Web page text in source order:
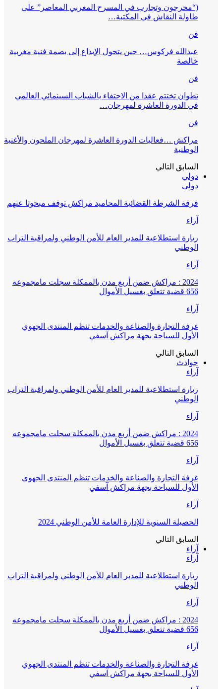
(“مخرجون وتجارب في المسرح المغربي المعاصر” على
طاولة النقاش في المكتبة…
فن
عبدالله فركوس… حين يتحول الإبداع إلى بصمة فنية مغربية
خالصة
فن
تطوان تختتم عقدا من الاحتفاء بالشباب السينمائي العالمي
في الدورة العاشرة لمهرجان…
فن
مراكش …فعاليات الدورة العاشرة لمهرجان الملحون والأغنية
الوطنية
السابق التالي
دولي
دولي
فرقة الشرطة القضائية المحاميد مراكش توقف مبحوثا عنهم
آراء
زيارة استطلاعية للمدير العام للأمن الوطني ولمراقبة التراب
الوطني
آراء
2024 : مراكش ضمن أربع مدن بالممكلة سجلت مامجموعه
656 قضية تتعلق بغسيل الأموال
آراء
غرفة التجارة والصناعة والخدمات تنظم المنتدى الجهوي
الأول للسياحة بجهة مراكش آسفي
السابق التالي
حوادث
آراء
زيارة استطلاعية للمدير العام للأمن الوطني ولمراقبة التراب
الوطني
آراء
2024 : مراكش ضمن أربع مدن بالممكلة سجلت مامجموعه
656 قضية تتعلق بغسيل الأموال
آراء
غرفة التجارة والصناعة والخدمات تنظم المنتدى الجهوي
الأول للسياحة بجهة مراكش آسفي
آراء
الحصيلة السنوية للإدارة العامة للأمن الوطني 2024
السابق التالي
آراء
آراء
زيارة استطلاعية للمدير العام للأمن الوطني ولمراقبة التراب
الوطني
آراء
2024 : مراكش ضمن أربع مدن بالممكلة سجلت مامجموعه
656 قضية تتعلق بغسيل الأموال
آراء
غرفة التجارة والصناعة والخدمات تنظم المنتدى الجهوي
الأول للسياحة بجهة مراكش آسفي